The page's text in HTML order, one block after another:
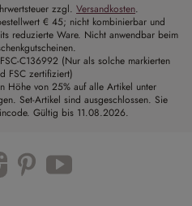
zzgl. Versandkosten.
€ 45; nicht kombinierbar und
reduzierte Ware. Nicht anwendbar beim
C136992 (Nur als solche markierten
FSC zertifiziert)
Höhe von 25% auf alle Artikel unter
Set-Artikel sind ausgeschlossen. Sie
Gültig bis 11.08.2026.